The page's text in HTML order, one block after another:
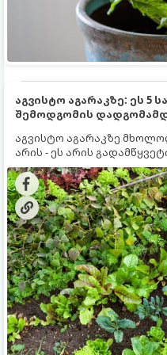
აგვისტო აგარაკზე: ეს 5
შემოდგომის
აგვისტო აგარაკზე
არის - ეს არის
ეყრება მომავალი წლის
შემოდგომა-ზამთრის
ნიადაგმა ენერგია
ზამთარს გაუძლონ,
მნიშვნელოვანი საქმის